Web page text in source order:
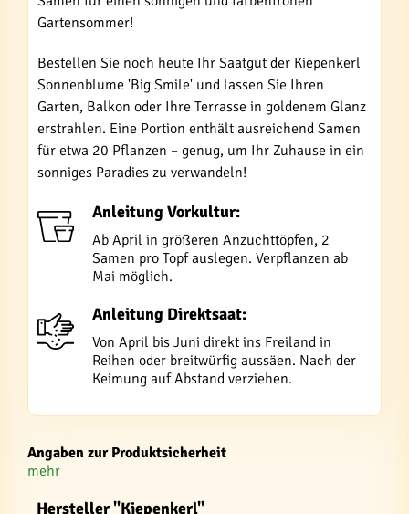
Gartensommer!
Bestellen Sie noch heute Ihr Saatgut der Kiepenkerl
Sonnenblume 'Big Smile' und lassen Sie Ihren
Garten, Balkon oder Ihre Terrasse in goldenem Glanz
erstrahlen. Eine Portion enthält ausreichend Samen
für etwa 20 Pflanzen – genug, um Ihr Zuhause in ein
sonniges Paradies zu verwandeln!
Anleitung Vorkultur:
Ab April in größeren Anzuchttöpfen, 2
Samen pro Topf auslegen. Verpflanzen ab
Mai möglich.
Anleitung Direktsaat:
Von April bis Juni direkt ins Freiland in
Reihen oder breitwürfig aussäen. Nach der
Keimung auf Abstand verziehen.
Angaben zur Produktsicherheit
mehr
Hersteller "Kiepenkerl"